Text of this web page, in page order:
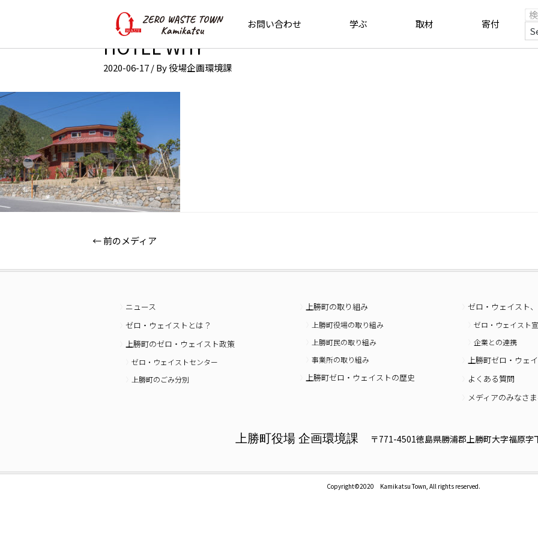
お問い合わせ 学ぶ 取材 寄付
HOTEL WHY
2020-06-17/ By役場企画環境課
←前のメディア
ニュース
ゼロ・ウェイストとは？
上勝町のゼロ・ウェイスト政策
ゼロ・ウェイストセンター
上勝町のごみ分別
上勝町の取り組み
上勝町役場の取り組み
上勝町民の取り組み
事業所の取り組み
上勝町ゼロ・ウェイストの歴史
ゼロ・ウェイスト
ゼロ・ウェイスト
企業との連携
上勝町ゼロ・ウェ
よくある質問
メディアのみなさ
上勝町役場 企画環境課 〒771-4501徳島県勝浦郡上勝町大字福原字
Copyright©2020 Kamikatsu Town, All rights reserved.